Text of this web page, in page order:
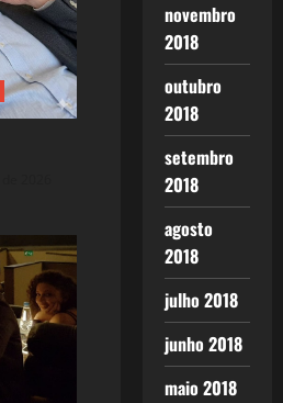
novembro
2018
outubro
2018
setembro
2018
agosto
2018
julho 2018
junho 2018
maio 2018